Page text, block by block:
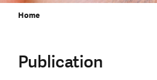
Home
Publication